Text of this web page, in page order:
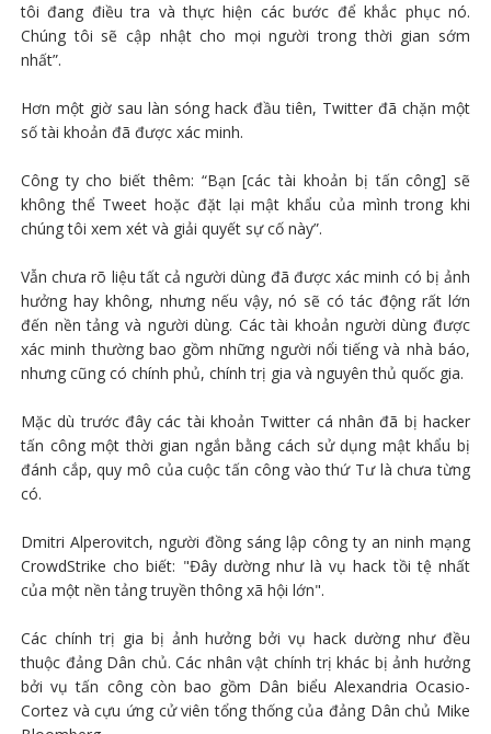
tôi đang điều tra và thực hiện các bước để khắc phục nó.
Chúng tôi sẽ cập nhật cho mọi người trong thời gian sớm
nhất”.
Hơn một giờ sau làn sóng hack đầu tiên, Twitter đã chặn một
số tài khoản đã được xác minh.
Công ty cho biết thêm: “Bạn [các tài khoản bị tấn công] sẽ
không thể Tweet hoặc đặt lại mật khẩu của mình trong khi
chúng tôi xem xét và giải quyết sự cố này”.
Vẫn chưa rõ liệu tất cả người dùng đã được xác minh có bị ảnh
hưởng hay không, nhưng nếu vậy, nó sẽ có tác động rất lớn
đến nền tảng và người dùng. Các tài khoản người dùng được
xác minh thường bao gồm những người nổi tiếng và nhà báo,
nhưng cũng có chính phủ, chính trị gia và nguyên thủ quốc gia.
Mặc dù trước đây các tài khoản Twitter cá nhân đã bị hacker
tấn công một thời gian ngắn bằng cách sử dụng mật khẩu bị
đánh cắp, quy mô của cuộc tấn công vào thứ Tư là chưa từng
có.
Dmitri Alperovitch, người đồng sáng lập công ty an ninh mạng
CrowdStrike cho biết: "Đây dường như là vụ hack tồi tệ nhất
của một nền tảng truyền thông xã hội lớn".
Các chính trị gia bị ảnh hưởng bởi vụ hack dường như đều
thuộc đảng Dân chủ. Các nhân vật chính trị khác bị ảnh hưởng
bởi vụ tấn công còn bao gồm Dân biểu Alexandria Ocasio-
Cortez và cựu ứng cử viên tổng thống của đảng Dân chủ Mike